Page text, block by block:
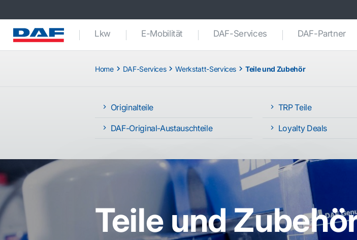
Lkw E-Mobilität DAF-Services DAF-Partner
Home DAF-Services Werkstatt-Services Teile und Zubehör
Originalteile
DAF-Original-Austauschteile
TRP Teile
Loyalty Deals
Teile und